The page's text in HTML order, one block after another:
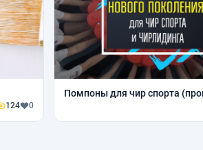
124 0
Помпоны для чир спорта